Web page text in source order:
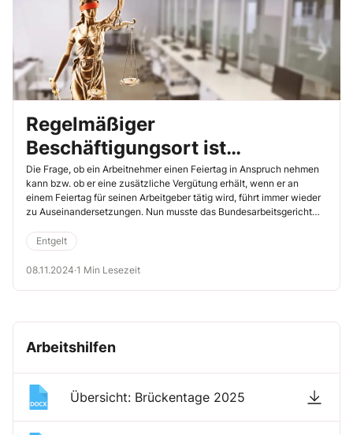
Regelmäßiger
Beschäftigungsort ist
maßgeblich
Die Frage, ob ein Arbeitnehmer einen Feiertag in Anspruch nehmen
kann bzw. ob er eine zusätzliche Vergütung erhält, wenn er an
einem Feiertag für seinen Arbeitgeber tätig wird, führt immer wieder
zu Auseinandersetzungen. Nun musste das Bundesarbeitsgericht
auf einen Feiertagszuschlag hat, wenn er an einem Feiertag in
seinem Bundesland in einem anderen Bundesland arbeitet, in dem
dieser Tag kein Feiertag ist. Hier hatte der Arbeitnehmer einen
Entgelt
08.11.2024·1 Min Lesezeit
Arbeitshilfen
Übersicht: Brückentage 2025